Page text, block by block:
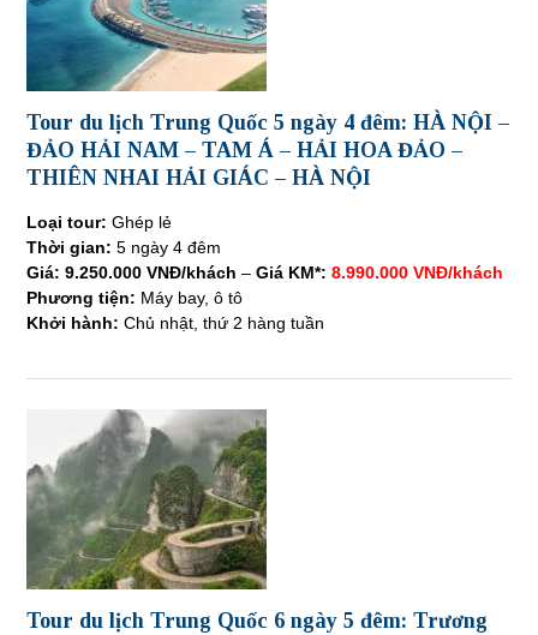
Tour du lịch Trung Quốc 5 ngày 4 đêm: HÀ NỘI –
ĐẢO HẢI NAM – TAM Á – HẢI HOA ĐẢO –
THIÊN NHAI HẢI GIÁC – HÀ NỘI
Loại tour: Ghép lẻ
Thời gian: 5 ngày 4 đêm
Giá: 9.250.000 VNĐ/khách –Giá KM*: 8.990.000 VNĐ/khách
Phương tiện: Máy bay, ô tô
Khởi hành: Chủ nhật, thứ 2 hàng tuần
Tour du lịch Trung Quốc 6 ngày 5 đêm: Trương